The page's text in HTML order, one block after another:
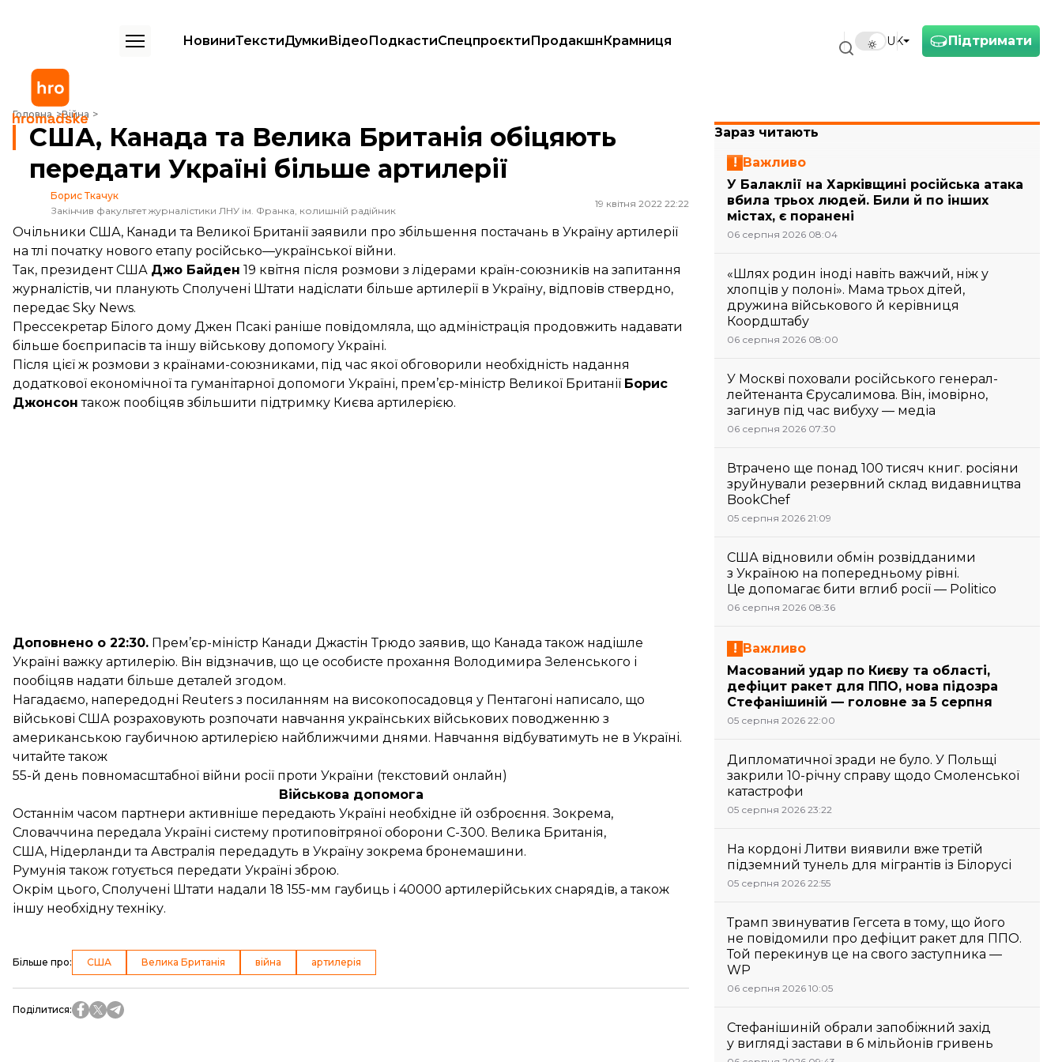
Підтримати
UK
НовиниТекстиДумкиВідеоПодкастиСпецпроєктиПродакшнКрамниця
Головна Війна
США, Канада та Велика Британія обіцяють передати Україні більше артилерії
США, Канада та Велика Британія обіцяють
передати Україні більше артилерії
Борис Ткачук
Закінчив факультет журналістики ЛНУ ім. Франка, колишній радійник
19 квітня 2022 22:22
Очільники США, Канади та Великої Британії заявили про збільшення постачань в Україну артилерії
на тлі початку нового етапу російсько—української війни.
Так, президент США Джо Байден 19 квітня після розмови з лідерами країн-союзників на запитання
журналістів, чи планують Сполучені Штати надіслати більше артилерії в Україну, відповів ствердно,
передає Sky News.
Прессекретар Білого дому Джен Псакі раніше повідомляла, що адміністрація продовжить надавати
більше боєприпасів та іншу військову допомогу Україні.
Після цієї ж розмови з країнами-союзниками, під час якої обговорили необхідність надання
додаткової економічної та гуманітарної допомоги Україні, прем’єр-міністр Великої Британії Борис
Джонсон також пообіцяв збільшити підтримку Києва артилерією.
Доповнено о 22:30. Прем’єр-міністр Канади Джастін Трюдо заявив, що Канада також надішле
Україні важку артилерію. Він відзначив, що це особисте прохання Володимира Зеленського і
пообіцяв надати більше деталей згодом.
Нагадаємо, напередодні Reuters з посиланням на високопосадовця у Пентагоні написало, що
військові США розраховують розпочати навчання українських військових поводженню з
американською гаубичною артилерією найближчими днями. Навчання відбуватимуть не в Україні.
читайте також
55-й день повномасштабної війни росії проти України (текстовий онлайн)
Військова допомога
Останнім часом партнери активніше передають Україні необхідне їй озброєння. Зокрема,
Словаччина передала Україні систему протиповітряної оборони С-300. Велика Британія,
США, Нідерланди та Австралія передадуть в Україну зокрема бронемашини.
Румунія також готується передати Україні зброю.
Окрім цього, Сполучені Штати надали 18 155-мм гаубиць і 40000 артилерійських снарядів, а також
іншу необхідну техніку.
Більше про: США Велика Британія війна артилерія
Поділитися:
Зараз читають
Важливо
У Балаклії на Харківщині російська атака
вбила трьох людей. Били й по інших
містах, є поранені
06 серпня 2026 08:04
«Шлях родин іноді навіть важчий, ніж у
хлопців у полоні». Мама трьох дітей,
дружина військового й керівниця
Коордштабу
06 серпня 2026 08:00
У Москві поховали російського генерал-
лейтенанта Єрусалимова. Він, імовірно,
загинув під час вибуху — медіа
06 серпня 2026 07:30
Втрачено ще понад 100 тисяч книг. росіяни
зруйнували резервний склад видавництва
BookChef
05 серпня 2026 21:09
США відновили обмін розвідданими
з Україною на попередньому рівні.
Це допомагає бити вглиб росії — Politico
06 серпня 2026 08:36
Важливо
Масований удар по Києву та області,
дефіцит ракет для ППО, нова підозра
Стефанішиній — головне за 5 серпня
05 серпня 2026 22:00
Дипломатичної зради не було. У Польщі
закрили 10-річну справу щодо Смоленської
катастрофи
05 серпня 2026 23:22
На кордоні Литви виявили вже третій
підземний тунель для мігрантів із Білорусі
05 серпня 2026 22:55
Трамп звинуватив Гегсета в тому, що його
не повідомили про дефіцит ракет для ППО.
Той перекинув це на свого заступника —
WP
06 серпня 2026 10:05
Стефанішиній обрали запобіжний захід
у вигляді застави в 6 мільйонів гривень